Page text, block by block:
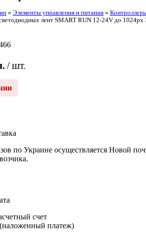
» Элементы управления и питания »
лент SMART RUN 12-24V до 1024px
шт.
по Украине осуществляется Новой
счет
платеж)